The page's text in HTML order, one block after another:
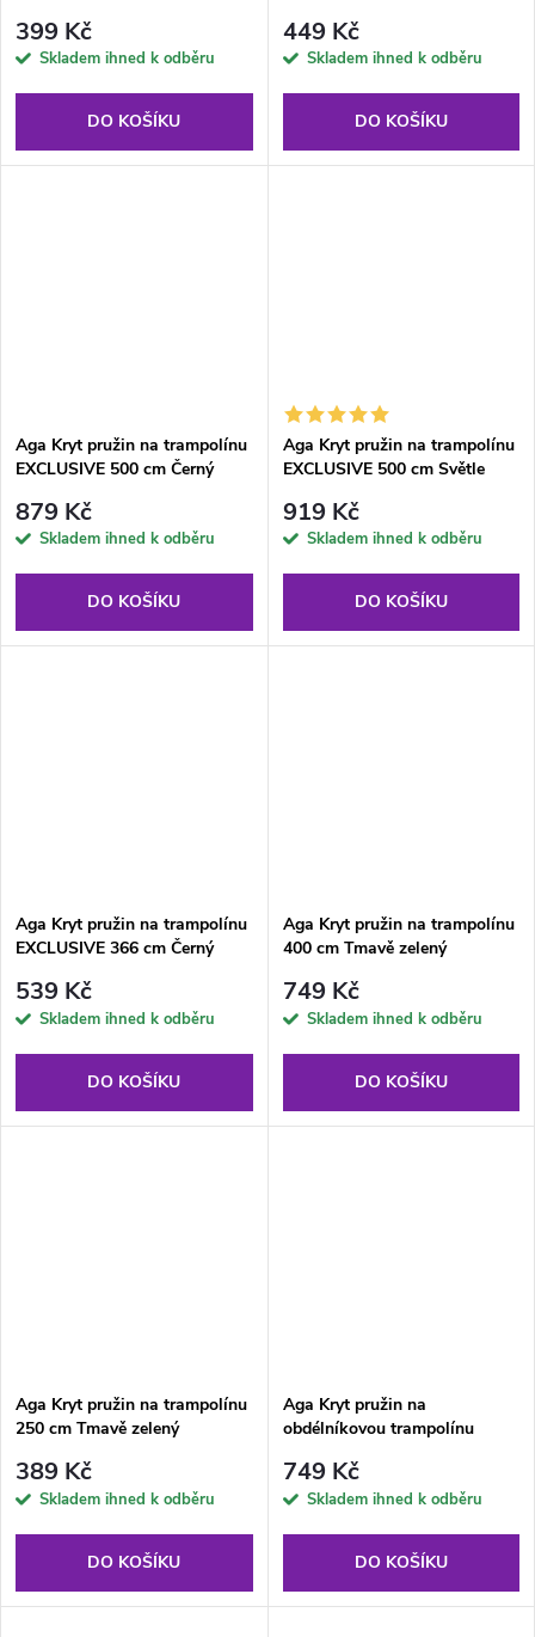
399 Kč
Skladem ihned k odběru
DO KOŠÍKU
449 Kč
Skladem ihned k odběru
DO KOŠÍKU
Aga Kryt pružin na trampolínu
EXCLUSIVE 500 cm Černý
879 Kč
Skladem ihned k odběru
DO KOŠÍKU
Aga Kryt pružin na trampolínu
EXCLUSIVE 500 cm Světle
919 Kč
Skladem ihned k odběru
DO KOŠÍKU
Aga Kryt pružin na trampolínu
EXCLUSIVE 366 cm Černý
539 Kč
Skladem ihned k odběru
DO KOŠÍKU
Aga Kryt pružin na trampolínu
400 cm Tmavě zelený
749 Kč
Skladem ihned k odběru
DO KOŠÍKU
Aga Kryt pružin na trampolínu
250 cm Tmavě zelený
389 Kč
Skladem ihned k odběru
DO KOŠÍKU
Aga Kryt pružin na
obdélníkovou trampolínu
749 Kč
Skladem ihned k odběru
DO KOŠÍKU